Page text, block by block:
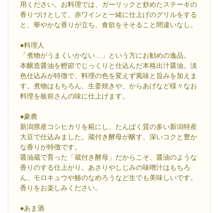
用ください。お料理では、ガーリックと炒めたステーキの
香りづけとして、赤ワインと一緒に仕上げのグリルをする
と、華やかな香りが立ち、食欲をそそること間違いなし。
●料理人
「煮物がうまくいかない…」という方にお勧めの逸品。
本醸造醤油を鰹節でじっくりと仕込んだ本格出汁醤油。淡
色仕込みが特徴で、料理の色を変えず風味と旨みを加えま
す。煮物はもちろん、生姜焼きや、からあげなど様々なお
料理を板前さんの味に仕上げます。
●豪農
新潟県産コシヒカリを糀にし、たんぱく質の多い新潟特産
大豆で仕込みました。蔵付き酵母が醸す、深いコクと豊か
な香りが特徴です。
醤油蔵で育った「蔵付き酵母」だからこそ、醤油のような
香りのする仕上がり。あさりやしじみの味噌汁はもちろ
ん、モロキュウや鯵のなめろうなど生でも美味しいです。
香りをお楽しみください。
●あま酒